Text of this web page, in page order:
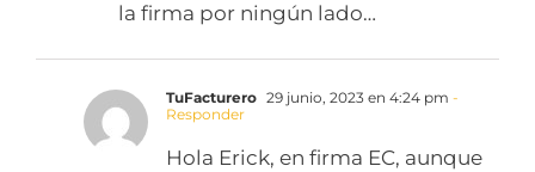
la firma por ningún lado…
TuFacturero 29 junio, 2023 en 4:24 pm -
Responder
Hola Erick, en firma EC, aunque